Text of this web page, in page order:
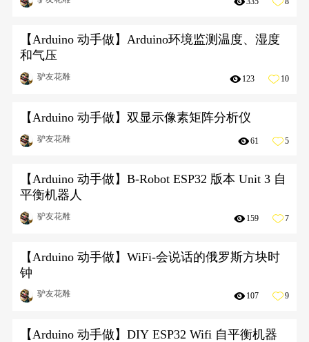
【Arduino 动手做】Arduino环境监测温度、湿度
和气压
驴友花雕 123 10
【Arduino 动手做】双显示像素矩阵分析仪
驴友花雕 61 5
【Arduino 动手做】B-Robot ESP32 版本 Unit 3 自
平衡机器人
驴友花雕 159 7
【Arduino 动手做】WiFi-会说话的俄罗斯方块时
钟
驴友花雕 107 9
【Arduino 动手做】DIY ESP32 Wifi 自平衡机器